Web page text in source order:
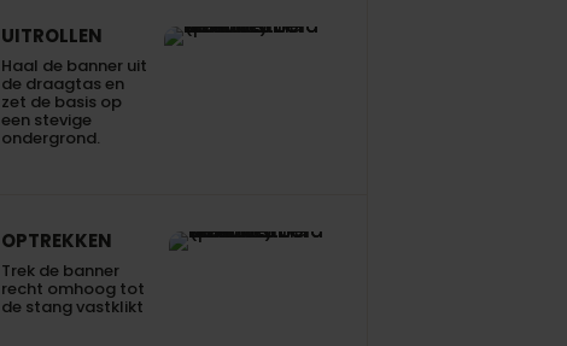
UITROLLEN
Haal de banner uit
de draagtas en
zet de basis op
een stevige
ondergrond.
OPTREKKEN
Trek de banner
recht omhoog tot
de stang vastklikt